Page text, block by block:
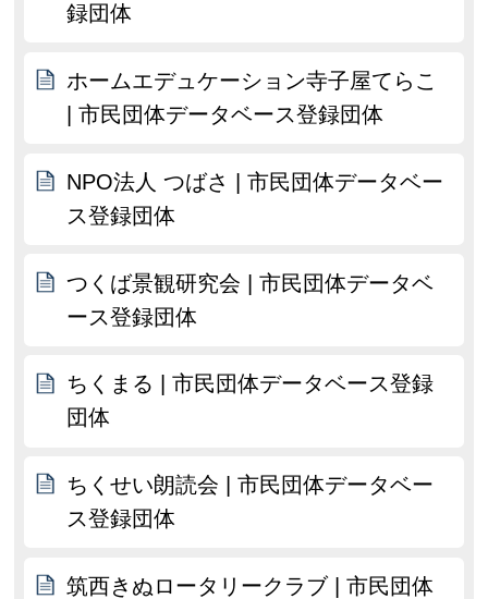
録団体
ホームエデュケーション寺子屋てらこ
| 市民団体データベース登録団体
NPO法人 つばさ | 市民団体データベー
ス登録団体
つくば景観研究会 | 市民団体データベ
ース登録団体
ちくまる | 市民団体データベース登録
団体
ちくせい朗読会 | 市民団体データベー
ス登録団体
筑西きぬロータリークラブ | 市民団体